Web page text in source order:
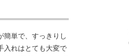
簡単で、すっきりし
入れはとても大変で